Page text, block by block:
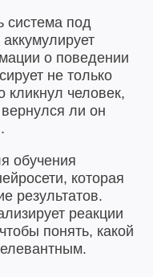
система под
о поведении
не только
кликнул человек,
ли он
обучения
которая
результатов.
реакции
понять, какой